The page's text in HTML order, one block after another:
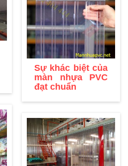
Sự khác biệt của
màn nhựa PVC
đạt chuẩn